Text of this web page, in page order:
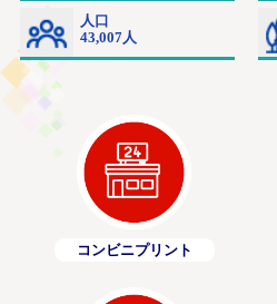
コンビニプリント